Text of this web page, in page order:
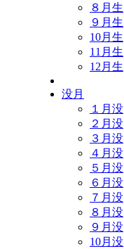
８月生
９月生
10月生
11月生
12月生
没月
１月没
２月没
３月没
４月没
５月没
６月没
７月没
８月没
９月没
10月没